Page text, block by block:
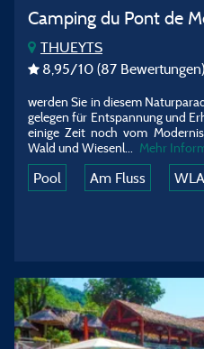
Camping du Pont de
THUEYTS
8,95/10 (87 Bewertungen)
werden Sie in diesem
gelegen für Entspannung und
einige Zeit noch vom
Wald und Wiesenl...
Mehr
Pool Am Fluss